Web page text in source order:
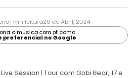
1 min leitura20 de Abril, 2024
o musica.com.pt como
preferencial no Google
Session | Tour com Gobi Bear, 17 e